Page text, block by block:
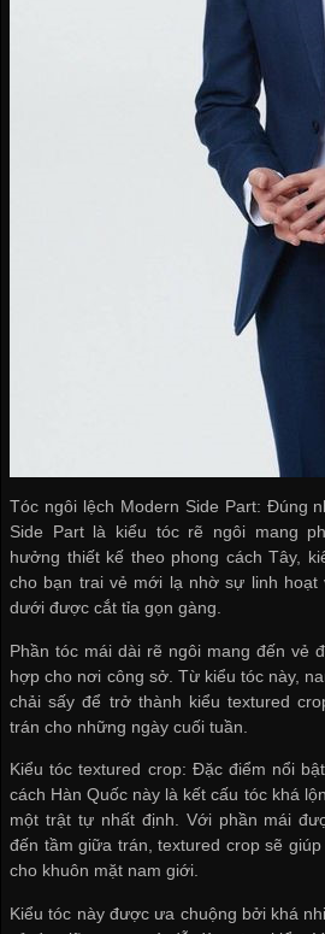
Tóc ngôi lệch Modern Side Part: Đúng
Side Part là kiểu tóc rẽ ngôi mang
hưởng thiết kế theo phong cách Tây,
cho bạn trai vẻ mới lạ nhờ sự linh hoạt
dưới được cắt tỉa gọn gàng.
Phần tóc mái dài rẽ ngôi mang đến vẻ
hợp cho nơi công sở. Từ kiểu tóc này,
chải sấy để trở thành kiểu textured
trán cho những ngày cuối tuần.
Kiểu tóc textured crop: Đặc điểm nổi
cách Hàn Quốc này là kết cấu tóc khá
một trật tự nhất định. Với phần mái
đến tầm giữa trán, textured crop sẽ
cho khuôn mặt nam giới.
Kiểu tóc này được ưa chuộng bởi khá